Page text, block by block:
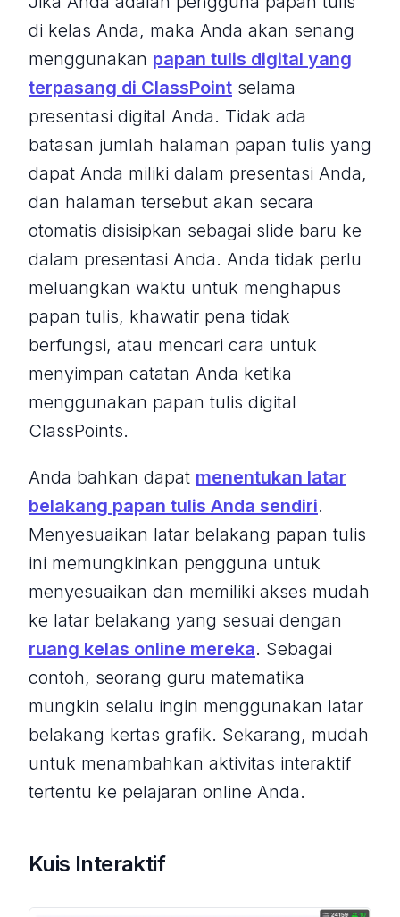
di kelas Anda, maka Anda akan senang
menggunakan papan tulis digital yang
terpasang di ClassPoint selama
presentasi digital Anda. Tidak ada
batasan jumlah halaman papan tulis yang
dapat Anda miliki dalam presentasi Anda,
dan halaman tersebut akan secara
otomatis disisipkan sebagai slide baru ke
dalam presentasi Anda. Anda tidak perlu
meluangkan waktu untuk menghapus
papan tulis, khawatir pena tidak
berfungsi, atau mencari cara untuk
menyimpan catatan Anda ketika
menggunakan papan tulis digital
ClassPoints.
Anda bahkan dapat menentukan latar
belakang papan tulis Anda sendiri.
Menyesuaikan latar belakang papan tulis
ini memungkinkan pengguna untuk
menyesuaikan dan memiliki akses mudah
ke latar belakang yang sesuai dengan
ruang kelas online mereka. Sebagai
contoh, seorang guru matematika
mungkin selalu ingin menggunakan latar
belakang kertas grafik. Sekarang, mudah
untuk menambahkan aktivitas interaktif
tertentu ke pelajaran online Anda.
Kuis Interaktif